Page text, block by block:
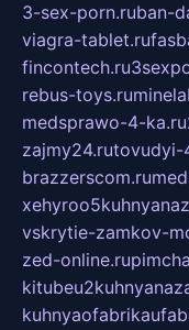
3-sex-porn.ruban-
viagra-tablet.ru
fincontech.ru
rebus-toys.ru
medsprawo-4-ka.ru
zajmy24.rutovudyi-
brazzerscom.ru
vskrytie-zamkov-
zed-online.ru